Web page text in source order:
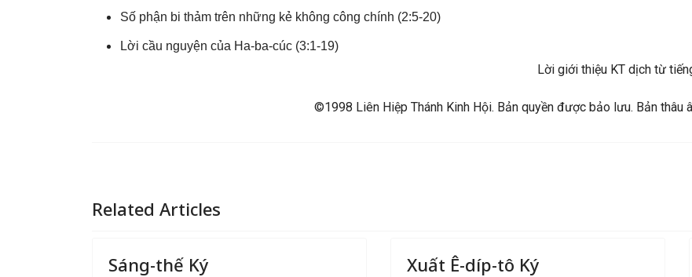
Số phận bi thảm trên những kẻ không công chính (2:5-20)
Lời cầu nguyện của Ha-ba-cúc (3:1-19)
Lời giới thiệu KT dịch từ
©1998 Liên Hiệp Thánh Kinh Hội. Bản quyền được bảo lưu. Bản thâu
Related Articles
Sáng-thế Ký Xuất Ê-díp-tô Ký